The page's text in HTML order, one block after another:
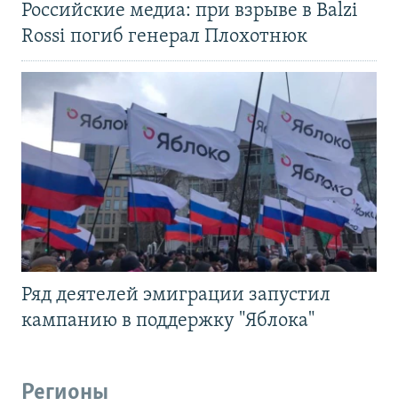
Российские медиа: при взрыве в Balzi
Rossi погиб генерал Плохотнюк
Ряд деятелей эмиграции запустил
кампанию в поддержку "Яблока"
Регионы